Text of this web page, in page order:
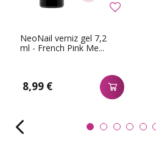
NeoNail verniz gel 7,2
ml - French Pink Me...
8,99 €